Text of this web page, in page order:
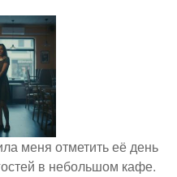
меня отметить её день
в небольшом кафе.